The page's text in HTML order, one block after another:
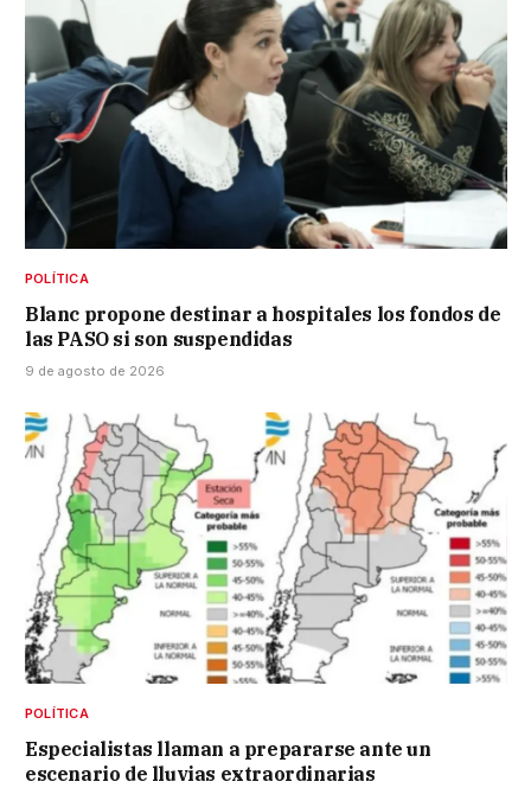
POLÍTICA
Blanc propone destinar a hospitales los fondos de
las PASO si son suspendidas
9 de agosto de 2026
POLÍTICA
Especialistas llaman a prepararse ante un
escenario de lluvias extraordinarias